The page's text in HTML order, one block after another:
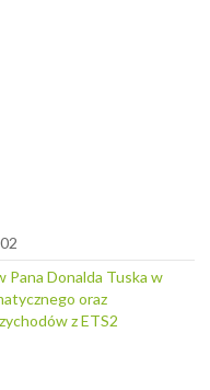
Donalda Tuska w
oraz
z ETS2